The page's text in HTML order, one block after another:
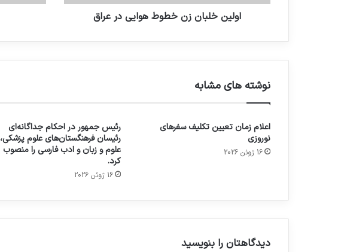
اولین خلبان زن خطوط هوایی در عراق
نوشته های مشابه
اعلام زمان تعیین تکلیف سفرهای
نوروزی
16 ژوئن 2026
رئیس جمهور در احکام جداگانه‌ای
رئیسان فرهنگستان‌های علوم پزشکی،
علوم و زبان و ادب فارسی را منصوب
کرد.
16 ژوئن 2026
دیدگاهتان را بنویسید